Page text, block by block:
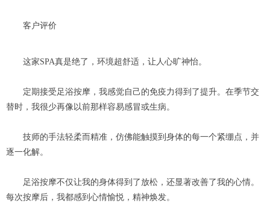
客户评价
这家SPA真是绝了，环境超舒适，让人心旷神怡。
定期接受足浴按摩，我感觉自己的免疫力得到了提升。在季节交
替时，我很少再像以前那样容易感冒或生病。
技师的手法轻柔而精准，仿佛能触摸到身体的每一个紧绷点，并
逐一化解。
足浴按摩不仅让我的身体得到了放松，还显著改善了我的心情。
每次按摩后，我都感到心情愉悦，精神焕发。